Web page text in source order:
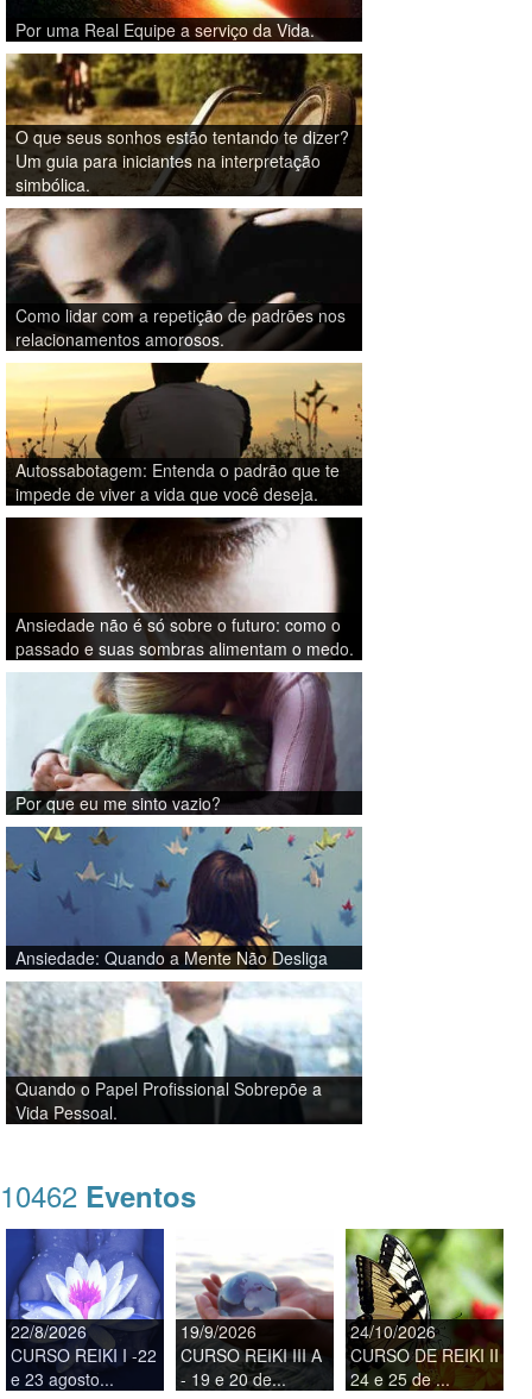
Por uma Real Equipe a serviço da Vida.
O que seus sonhos estão tentando te dizer?
Um guia para iniciantes na interpretação
simbólica.
Como lidar com a repetição de padrões nos
relacionamentos amorosos.
Autossabotagem: Entenda o padrão que te
impede de viver a vida que você deseja.
Ansiedade não é só sobre o futuro: como o
passado e suas sombras alimentam o medo.
Por que eu me sinto vazio?
Ansiedade: Quando a Mente Não Desliga
Quando o Papel Profissional Sobrepõe a
Vida Pessoal.
10462 Eventos
22/8/2026
CURSO REIKI I -22
e 23 agosto...
19/9/2026
CURSO REIKI III A
- 19 e 20 de...
24/10/2026
CURSO DE REIKI II
24 e 25 de ...